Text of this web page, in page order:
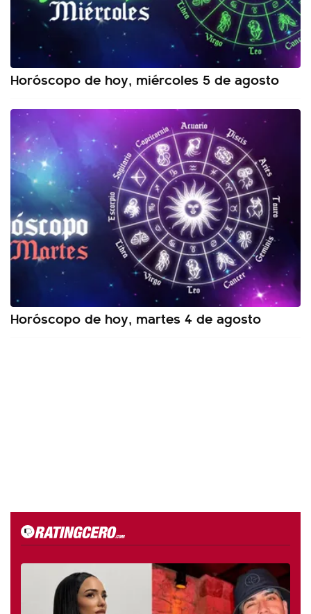
Horóscopo de hoy, miércoles 5 de agosto
Horóscopo de hoy, martes 4 de agosto